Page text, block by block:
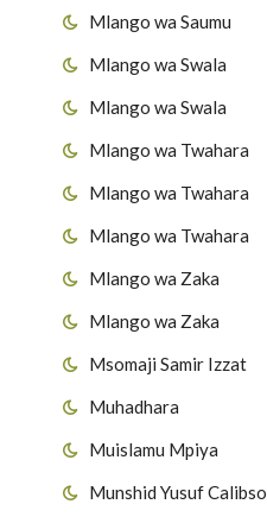
Mlango wa Saumu
Mlango wa Swala
Mlango wa Swala
Mlango wa Twahara
Mlango wa Twahara
Mlango wa Twahara
Mlango wa Zaka
Mlango wa Zaka
Msomaji Samir Izzat
Muhadhara
Muislamu Mpiya
Munshid Yusuf Calibso